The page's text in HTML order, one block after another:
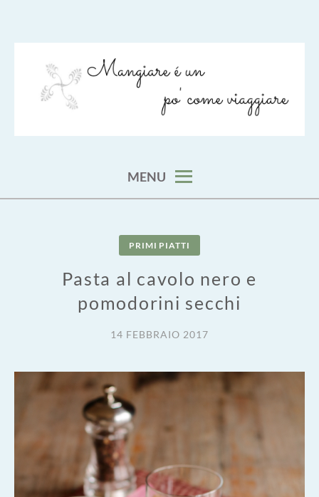
MENU
PRIMI PIATTI
Pasta al cavolo nero e
pomodorini secchi
14 FEBBRAIO 2017